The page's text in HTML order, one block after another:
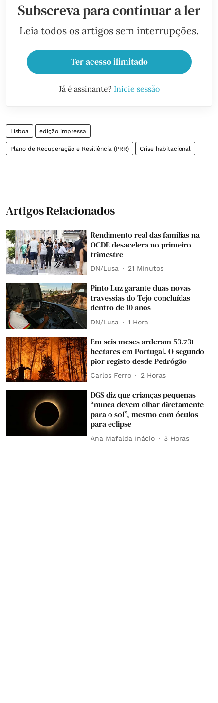
Subscreva para continuar a ler
Leia todos os artigos sem interrupções.
Ter acesso ilimitado
Já é assinante? Inicie sessão
Lisboa edição impressa
Plano de Recuperação e Resiliência (PRR) Crise habitacional
Artigos Relacionados
Rendimento real das famílias na
OCDE desacelera no primeiro
trimestre
DN/Lusa 21 Minutos
Pinto Luz garante duas novas
travessias do Tejo concluídas
dentro de 10 anos
DN/Lusa 1 Hora
Em seis meses arderam 53.731
hectares em Portugal. O segundo
pior registo desde Pedrógão
Carlos Ferro 2 Horas
DGS diz que crianças pequenas
“nunca devem olhar diretamente
para o sol”, mesmo com óculos
para eclipse
Ana Mafalda Inácio 3 Horas